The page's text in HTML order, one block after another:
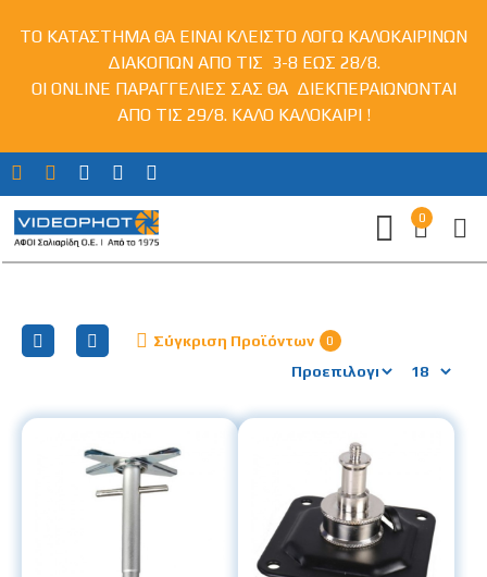
ΤΟ ΚΑΤΑΣΤΗΜΑ ΘΑ ΕΙΝΑΙ ΚΛΕΙΣΤΟ ΛΟΓΩ ΚΑΛΟΚΑΙΡΙΝΩΝ
ΔΙΑΚΟΠΩΝ ΑΠΟ ΤΙΣ 3-8 ΕΩΣ 28/8.
ΟΙ ONLINE ΠΑΡΑΓΓΕΛΙΕΣ ΣΑΣ ΘΑ ΔΙΕΚΠΕΡΑΙΩΝΟΝΤΑΙ
ΑΠΟ ΤΙΣ 29/8. ΚΑΛΟ ΚΑΛΟΚΑΙΡΙ !
0
Σύγκριση Προϊόντων 0